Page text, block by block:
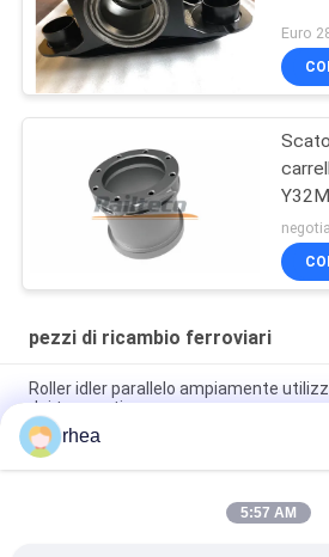
Euro
pezzi di ricambio ferroviari
Roller idler parallelo ampiamente
dei trasporti
Sound Off Roller ampiamente
trasporto
Roller idler a prova di esplosione
rhea
5:57 AM